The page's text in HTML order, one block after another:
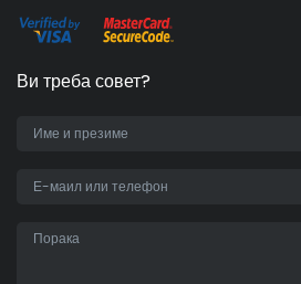
Ви треба совет?